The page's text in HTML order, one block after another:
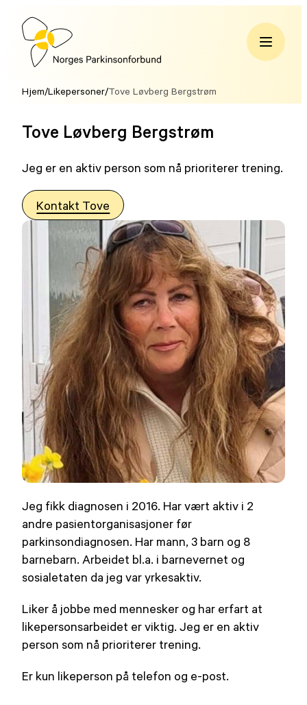
Hopp
innholdNorges
Hjem/Likepersoner/Tove Løvberg Bergstrøm
Tove Løvberg Bergstrøm
Jeg er en aktiv person som nå prioriterer trening.
Kontakt Tove
Jeg fikk diagnosen i 2016. Har vært aktiv i 2
andre pasientorganisasjoner før
parkinsondiagnosen. Har mann, 3 barn og 8
barnebarn. Arbeidet bl.a. i barnevernet og
sosialetaten da jeg var yrkesaktiv.
Liker å jobbe med mennesker og har erfart at
likepersonsarbeidet er viktig. Jeg er en aktiv
person som nå prioriterer trening.
Er kun likeperson på telefon og e-post.